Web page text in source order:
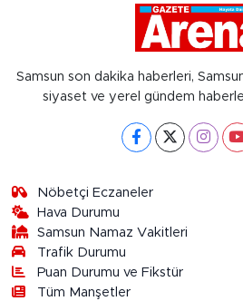
Samsun son dakika haberleri,
siyaset ve yerel gündem
Nöbetçi Eczaneler
Hava Durumu
Samsun Namaz Vakitleri
Trafik Durumu
Puan Durumu ve Fikstür
Tüm Manşetler